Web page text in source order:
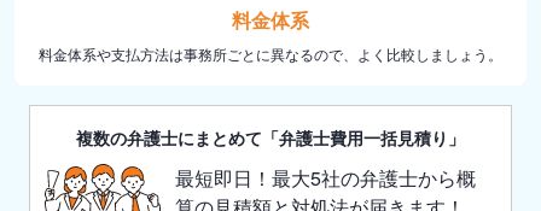
料金体系
料金体系や支払方法は事務所ごとに異なるので、よく比較しましょう。
複数の弁護士にまとめて「弁護士費用一括見積り」
最短即日！最大5社の弁護士から概